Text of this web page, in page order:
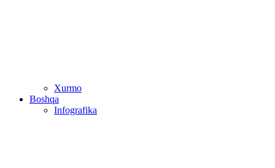
Xurmo
Boshqa
Infografika